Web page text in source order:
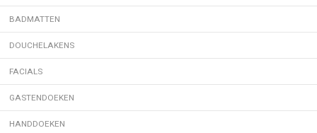
BADMATTEN
DOUCHELAKENS
FACIALS
GASTENDOEKEN
HANDDOEKEN